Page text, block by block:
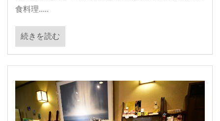
食料理.....
続きを読む